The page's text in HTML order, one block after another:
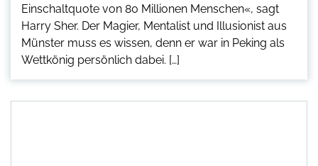
Einschaltquote von 80 Millionen Menschen«, sagt
Harry Sher. Der Magier, Mentalist und Illusionist aus
Münster muss es wissen, denn er war in Peking als
Wettkönig persönlich dabei. […]